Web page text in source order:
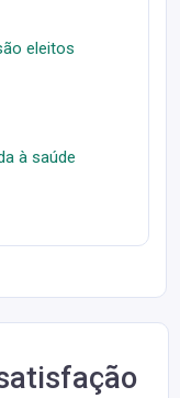
eleitos
à saúde